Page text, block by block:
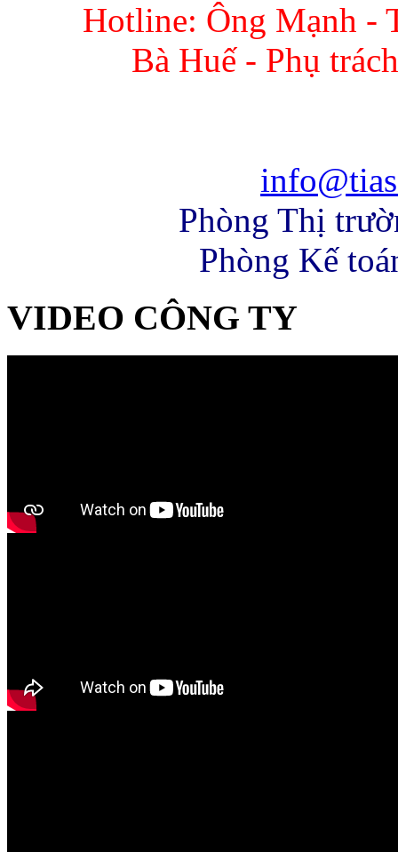
Hotline: Ông Mạnh -
Bà Huế - Phụ
Phòng Thị
Phòng Kế
VIDEO CÔNG TY